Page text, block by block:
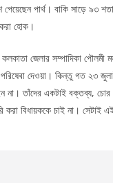
পার্থ। বাকি সাড়ে ৯৩
করা হোক।
জেলার সম্পাদিকা পৌলমী
দেওয়া। কিন্তু গত ২৩
না। তাঁদের একটাই বক্তব্য, চোর
করা বিধায়ককে চাই না। সেটাই